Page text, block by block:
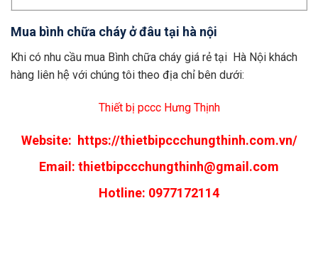
Mua bình chữa cháy ở đâu tại hà nội
Khi có nhu cầu mua Bình chữa cháy giá rẻ tại Hà Nội khách
hàng liên hệ với chúng tôi theo địa chỉ bên dưới:
Thiết bị pccc Hưng Thịnh
Website: https://thietbipccchungthinh.com.vn/
Email: thietbipccchungthinh@gmail.com
Hotline: 0977172114